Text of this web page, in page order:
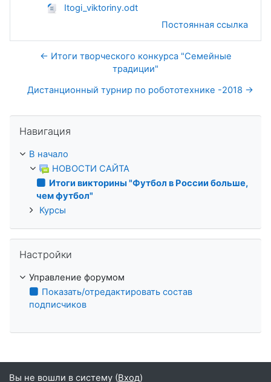
Itogi_viktoriny.odt
Постоянная ссылка
← Итоги творческого конкурса "Семейные
традиции"
Дистанционный турнир по робототехнике -2018 →
Навигация
В начало
НОВОСТИ САЙТА
Итоги викторины "Футбол в России больше,
чем футбол"
Курсы
Настройки
Управление форумом
Показать/отредактировать состав
подписчиков
Вы не вошли в систему (Вход)